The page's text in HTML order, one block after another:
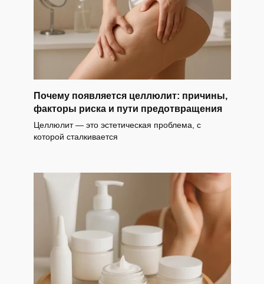
Почему появляется целлюлит: причины,
факторы риска и пути предотвращения
Целлюлит — это эстетическая проблема, с
которой сталкивается